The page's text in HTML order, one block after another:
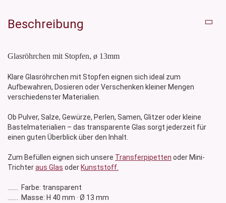
Beschreibung
Glasröhrchen mit Stopfen, ø 13mm
Klare Glasröhrchen mit Stopfen eignen sich ideal zum
Aufbewahren, Dosieren oder Verschenken kleiner Mengen
verschiedenster Materialien.
Ob Pulver, Salze, Gewürze, Perlen, Samen, Glitzer oder kleine
Bastelmaterialien – das transparente Glas sorgt jederzeit für
einen guten Überblick über den Inhalt.
Zum Befüllen eignen sich unsere Transferpipetten oder Mini-
Trichteraus Glas oder Kunststoff.
....... Farbe: transparent
....... Masse: H 40 mm · Ø 13 mm